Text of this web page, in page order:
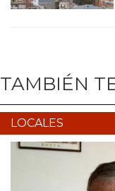
TAMBIÉN
LOCALES